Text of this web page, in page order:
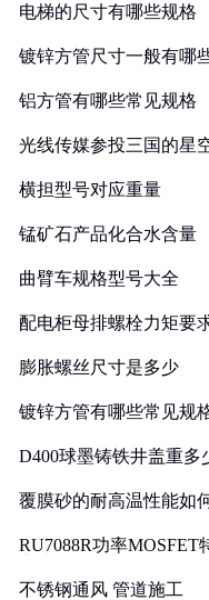
电梯的尺寸有哪些规格
镀锌方管尺寸一般有哪
铝方管有哪些常见规格
光线传媒参投三国的星
横担型号对应重量
锰矿石产品化合水含量
曲臂车规格型号大全
配电柜母排螺栓力矩要
膨胀螺丝尺寸是多少
镀锌方管有哪些常见规
D400球墨铸铁井盖重多
覆膜砂的耐高温性能如
RU7088R功率
不锈钢通风 管道施工